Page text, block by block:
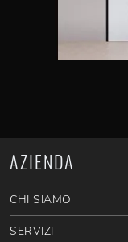
AZIENDA
CHI SIAMO
SERVIZI